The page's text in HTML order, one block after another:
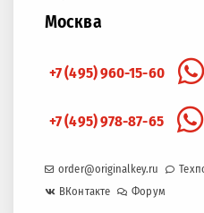
Москва
+7 (495) 960-15-60
+7 (495) 978-87-65
order@originalkey.ru
ВКонтакте
Форум